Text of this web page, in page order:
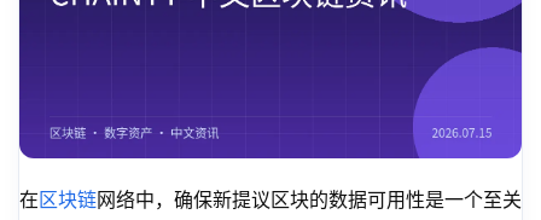
在区块链网络中，确保新提议区块的数据可用性是一个至关